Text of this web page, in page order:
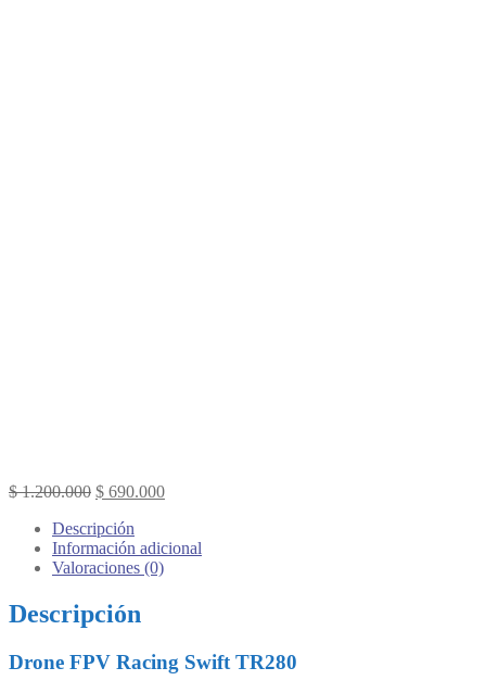
$1.200.000 Original
was:
$ 1.200.000.
$ 690.000Current
$ 690.000.
Descripción
Información adicional
Valoraciones (0)
Descripción
Drone FPV Racing Swift TR280